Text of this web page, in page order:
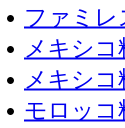
ファミ
メキシ
メキシ
モロッ